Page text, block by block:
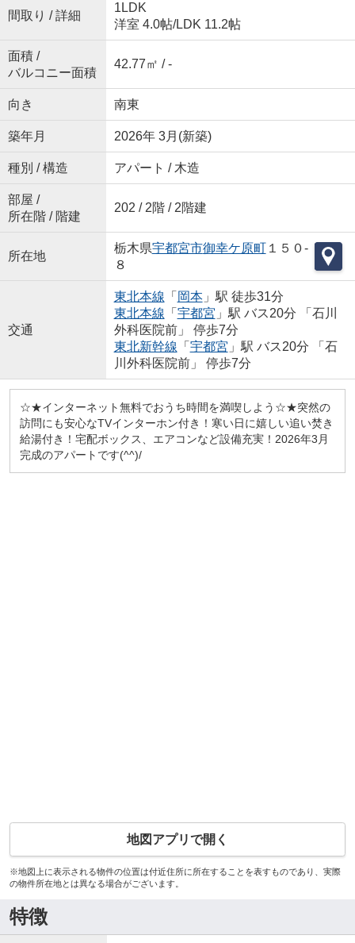
間取り / 詳細
1LDK
洋室 4.0帖/LDK 11.2帖
面積 /
バルコニー面積
42.77㎡ / -
向き 南東
築年月 2026年 3月(新築)
種別 / 構造 アパート / 木造
部屋 /
所在階 / 階建
202 / 2階 / 2階建
所在地
栃木県宇都宮市御幸ケ原町１５０-
８
交通
東北本線 「 岡本」駅 徒歩31分
東北本線 「 宇都宮 」駅 バス20分 「石川
外科医院前」 停歩7分
東北新幹線 「 宇都宮 」駅 バス20分 「石
川外科医院前」 停歩7分
☆★インターネット無料でおうち時間を満喫しよう☆★突然の
訪問にも安心なTVインターホン付き！寒い日に嬉しい追い焚き
給湯付き！宅配ボックス、エアコンなど設備充実！2026年3月
完成のアパートです(^^)/
地図アプリで開く
※地図上に表示される物件の位置は付近住所に所在することを表すものであり、実際
の物件所在地とは異なる場合がございます。
特徴